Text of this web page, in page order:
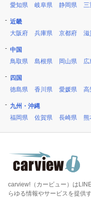
愛知県
岐阜県 静岡県 三
近畿
大阪府
兵庫県 京都府 滋
中国
鳥取県
島根県 岡山県 広
四国
徳島県
香川県 愛媛県 高
九州・沖縄
福岡県
佐賀県 長崎県 熊
carview!（カービュー）は
らゆる情報やサービスを提供